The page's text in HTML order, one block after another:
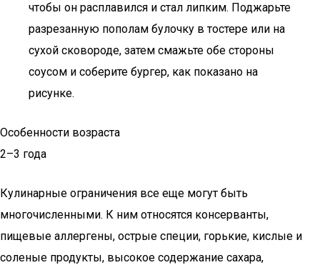
чтобы он расплавился и стал липким. Поджарьте
разрезанную пополам булочку в тостере или на
сухой сковороде, затем смажьте обе стороны
соусом и соберите бургер, как показано на
рисунке.
Особенности возраста
2–3 года
Кулинарные ограничения все еще могут быть
многочисленными. К ним относятся консерванты,
пищевые аллергены, острые специи, горькие, кислые и
соленые продукты, высокое содержание сахара,